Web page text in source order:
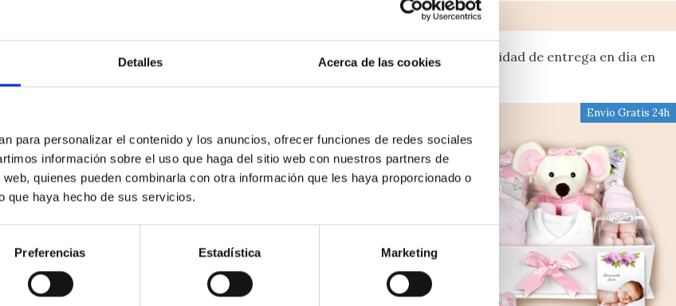
Detalles Acerca de las cookies
para personalizar el contenido y los anuncios, ofrecer funciones de redes sociales
información sobre el uso que haga del sitio web con nuestros partners de
quienes pueden combinarla con otra información que les haya proporcionado o
que haya hecho de sus servicios.
Preferencias Estadística Marketing
su nombre. Enviamos canastillas a domicilio, hospitales y empresas con posibilidad de entrega en día en
de envío gratuito en una selección.
Envío Gratis 24h